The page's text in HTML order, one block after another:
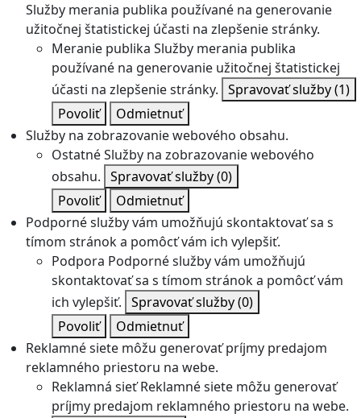
Služby merania publika používané na generovanie
užitočnej štatistickej účasti na zlepšenie stránky.
Meranie publika Služby merania publika
používané na generovanie užitočnej štatistickej
účasti na zlepšenie stránky. Spravovať služby(1)
Povoliť
Odmietnuť
Služby na zobrazovanie webového obsahu.
OstatnéSlužby na zobrazovanie webového
obsahu. Spravovať služby(0)
Povoliť
Odmietnuť
Podporné služby vám umožňujú skontaktovať sa s
tímom stránok a pomôcť vám ich vylepšiť.
Podpora Podporné služby vám umožňujú
skontaktovať sa s tímom stránok a pomôcť vám
ich vylepšiť. Spravovať služby(0)
Povoliť
Odmietnuť
Reklamné siete môžu generovať príjmy predajom
reklamného priestoru na webe.
Reklamná sieť Reklamné siete môžu generovať
príjmy predajom reklamného priestoru na webe.